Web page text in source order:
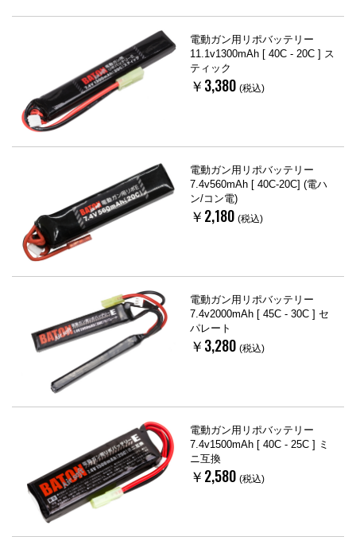
電動ガン用リポバッテリー
11.1v1300mAh [ 40C - 20C ] ス
ティック
￥3,380 (税込)
電動ガン用リポバッテリー
7.4v560mAh [ 40C-20C] (電ハ
ン/コン電)
￥2,180 (税込)
電動ガン用リポバッテリー
7.4v2000mAh [ 45C - 30C ] セ
パレート
￥3,280 (税込)
電動ガン用リポバッテリー
7.4v1500mAh [ 40C - 25C ] ミ
ニ互換
￥2,580 (税込)